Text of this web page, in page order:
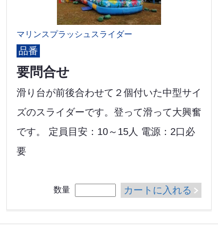
マリンスプラッシュスライダー
品番
要問合せ
滑り台が前後合わせて２個付いた中型サイ
ズのスライダーです。登って滑って大興奮
です。 定員目安：10～15人 電源：2口必
要
数量 カートに入れる